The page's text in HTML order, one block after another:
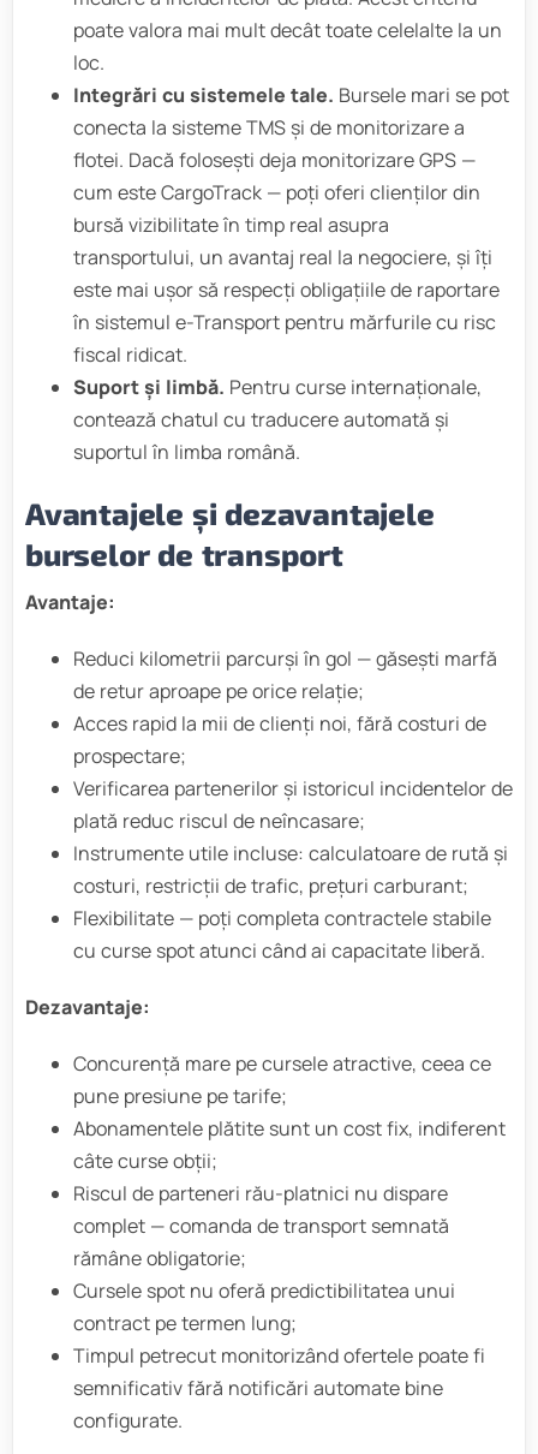
poate valora mai mult decât toate celelalte la un
loc.
Integrări cu sistemele tale. Bursele mari se pot
conecta la sisteme TMS și de monitorizare a
flotei. Dacă folosești deja monitorizare GPS —
cum este CargoTrack — poți oferi clienților din
bursă vizibilitate în timp real asupra
transportului, un avantaj real la negociere, și îți
este mai ușor să respecți obligațiile de raportare
în sistemul e-Transport pentru mărfurile cu risc
fiscal ridicat.
Suport și limbă. Pentru curse internaționale,
contează chatul cu traducere automată și
suportul în limba română.
Avantajele și dezavantajele
burselor de transport
Avantaje:
Reduci kilometrii parcurși în gol — găsești marfă
de retur aproape pe orice relație;
Acces rapid la mii de clienți noi, fără costuri de
prospectare;
Verificarea partenerilor și istoricul incidentelor de
plată reduc riscul de neîncasare;
Instrumente utile incluse: calculatoare de rută și
costuri, restricții de trafic, prețuri carburant;
Flexibilitate — poți completa contractele stabile
cu curse spot atunci când ai capacitate liberă.
Dezavantaje:
Concurență mare pe cursele atractive, ceea ce
pune presiune pe tarife;
Abonamentele plătite sunt un cost fix, indiferent
câte curse obții;
Riscul de parteneri rău-platnici nu dispare
complet — comanda de transport semnată
rămâne obligatorie;
Cursele spot nu oferă predictibilitatea unui
contract pe termen lung;
Timpul petrecut monitorizând ofertele poate fi
semnificativ fără notificări automate bine
configurate.